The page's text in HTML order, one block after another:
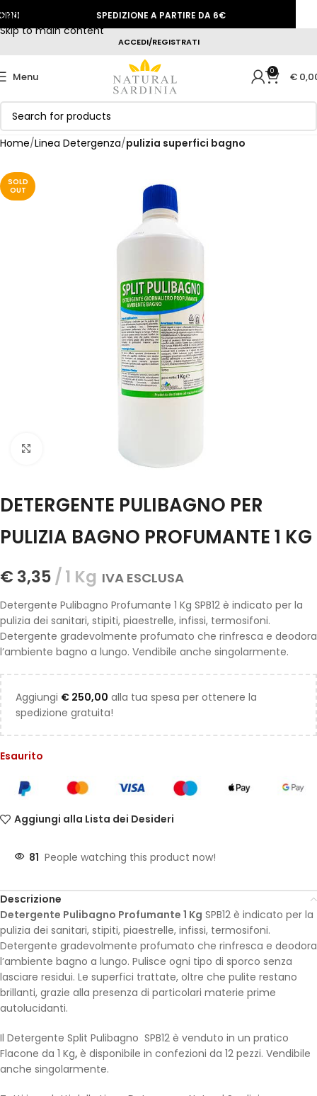
Skip to navigation
Skip to main content
ACCEDI/REGISTRATI
Menu 0 €
Home Linea Detergenza pulizia superfici bagno
SOLD
OUT
DETERGENTE PULIBAGNO PER
PULIZIA BAGNO PROFUMANTE 1 KG
€ 3,35 1 Kg IVA ESCLUSA
Detergente Pulibagno Profumante 1 Kg SPB12 è indicato per la
pulizia dei sanitari, stipiti, piaestrelle, infissi, termosifoni.
Detergente gradevolmente profumato che rinfresca e deodora
l’ambiente bagno a lungo. Vendibile anche singolarmente.
Aggiungi € 250,00 alla tua spesa per ottenere la
spedizione gratuita!
Esaurito
Aggiungi alla Lista dei Desideri
81 People watching this product now!
Descrizione
Detergente Pulibagno Profumante 1 Kg SPB12 è indicato per la
pulizia dei sanitari, stipiti, piaestrelle, infissi, termosifoni.
Detergente gradevolmente profumato che rinfresca e deodora
l’ambiente bagno a lungo. Pulisce ogni tipo di sporco senza
lasciare residui. Le superfici trattate, oltre che pulite restano
brillanti, grazie alla presenza di particolari materie prime
autolucidanti.
Il Detergente Split Pulibagno SPB12 è venduto in un pratico
Flacone da 1 Kg, è disponibile in confezioni da 12 pezzi. Vendibile
anche singolarmente.
SPEDIZIONE A PARTIRE DA 6€